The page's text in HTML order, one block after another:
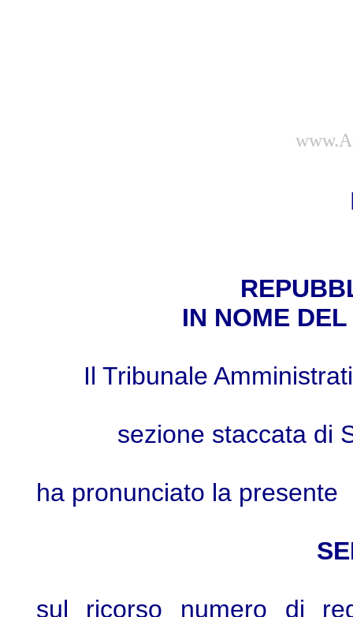
IN NOME
Il Tribunale
sezione staccata di
ha pronunciato la presente
sul ricorso numero di